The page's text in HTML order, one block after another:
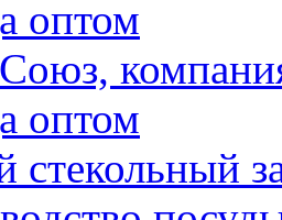
оптом
оптом
стекольный